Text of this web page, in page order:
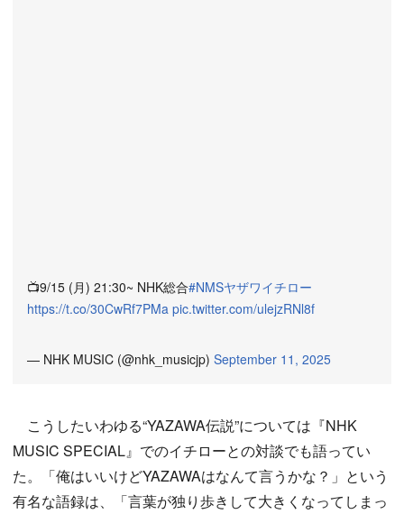
📺9/15 (月) 21:30~ NHK総合#NMSヤザワイチロー
https://t.co/30CwRf7PMa pic.twitter.com/ulejzRNl8f
— NHK MUSIC (@nhk_musicjp) September 11, 2025
こうしたいわゆる“YAZAWA伝説”については『NHK
MUSIC SPECIAL』でのイチローとの対談でも語ってい
た。「俺はいいけどYAZAWAはなんて言うかな？」という
有名な語録は、「言葉が独り歩きして大きくなってしまっ